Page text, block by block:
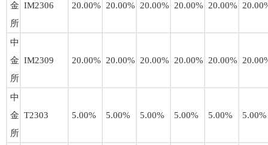
金
所
IM2306 20.00% 20.00% 20.00% 20.00% 20.00%
中
金
所
IM2309 20.00% 20.00% 20.00% 20.00% 20.00%
中
金
所
T2303 5.00% 5.00% 5.00% 5.00% 5.00% 5.00%